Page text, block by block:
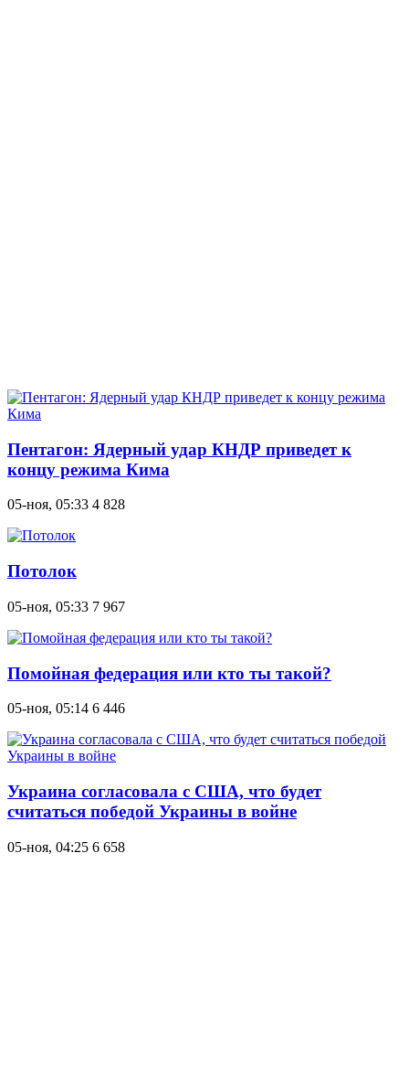
Пентагон: Ядерный удар КНДР приведет к
концу режима Кима
05-ноя, 05:33 4 828
Потолок
05-ноя, 05:33 7 967
Помойная федерация или кто ты такой?
05-ноя, 05:14 6 446
Украина согласовала с США, что будет
считаться победой Украины в войне
05-ноя, 04:25 6 658